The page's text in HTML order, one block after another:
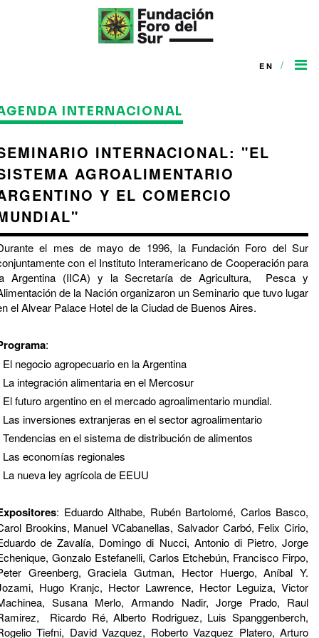
EN /
INTERNACIONAL
INTERNACIONAL: "EL
AGROALIMENTARIO
Y EL COMERCIO
el mes de mayo de 1996, la Fundación Foro del Sur
con el Instituto Interamericano de Cooperación para
Argentina (IICA) y la Secretaría de Agricultura, Pesca y
de la Nación organizaron un Seminario que tuvo lugar
el Alvear Palace Hotel de la Ciudad de Buenos Aires.
:
El negocio agropecuario en la Argentina
La integración alimentaria en el Mercosur
El futuro argentino en el mercado agroalimentario mundial.
Las inversiones extranjeras en el sector agroalimentario
Tendencias en el sistema de distribución de alimentos
Las economías regionales
La nueva ley agrícola de EEUU
: Eduardo Althabe, Rubén Bartolomé, Carlos Basco,
Brookins, Manuel VCabanellas, Salvador Carbó, Felix Cirio,
de Zavalía, Domingo di Nucci, Antonio di Pietro, Jorge
Gonzalo Estefanelli, Carlos Etchebún, Francisco Firpo,
Greenberg, Graciela Gutman, Hector Huergo, Aníbal Y.
Hugo Kranjc, Hector Lawrence, Hector Leguiza, Victor
Susana Merlo, Armando Nadir, Jorge Prado, Raul
Ricardo Ré, Alberto Rodriguez, Luis Spanggenberch,
Tiefni, David Vazquez, Roberto Vazquez Platero, Arturo